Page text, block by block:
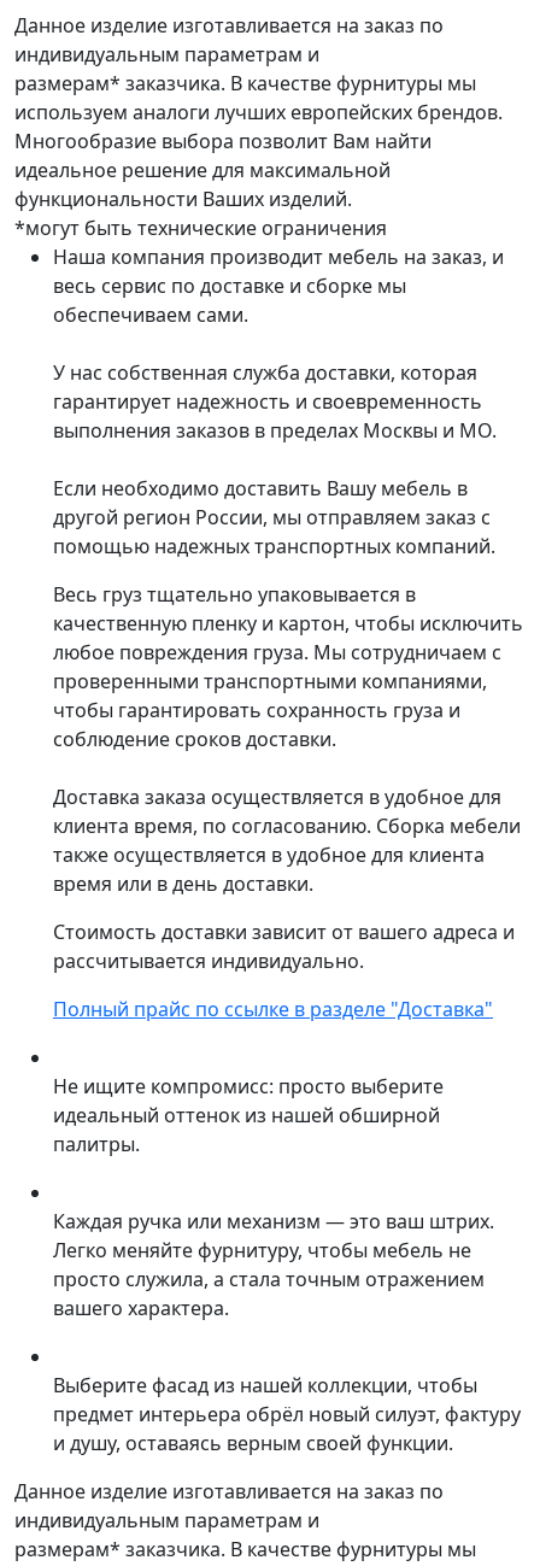
Данное изделие изготавливается на заказ по
индивидуальным параметрам и
размерам* заказчика. В качестве фурнитуры мы
используем аналоги лучших европейских брендов.
Многообразие выбора позволит Вам найти
идеальное решение для максимальной
функциональности Ваших изделий.
*могут быть технические ограничения
Наша компания производит мебель на заказ, и
весь сервис по доставке и сборке мы
обеспечиваем сами.
У нас собственная служба доставки, которая
гарантирует надежность и своевременность
выполнения заказов в пределах Москвы и МО.
Если необходимо доставить Вашу мебель в
другой регион России, мы отправляем заказ с
помощью надежных транспортных компаний.
Весь груз тщательно упаковывается в
качественную пленку и картон, чтобы исключить
любое повреждения груза. Мы сотрудничаем с
проверенными транспортными компаниями,
чтобы гарантировать сохранность груза и
соблюдение сроков доставки.
Доставка заказа осуществляется в удобное для
клиента время, по согласованию. Сборка мебели
также осуществляется в удобное для клиента
время или в день доставки.
Стоимость доставки зависит от вашего адреса и
рассчитывается индивидуально.
Полный прайс по ссылке в разделе "Доставка"
Не ищите компромисс: просто выберите
идеальный оттенок из нашей обширной
палитры.
Каждая ручка или механизм — это ваш штрих.
Легко меняйте фурнитуру, чтобы мебель не
просто служила, а стала точным отражением
вашего характера.
Выберите фасад из нашей коллекции, чтобы
предмет интерьера обрёл новый силуэт, фактуру
и душу, оставаясь верным своей функции.
Данное изделие изготавливается на заказ по
индивидуальным параметрам и
размерам* заказчика. В качестве фурнитуры мы